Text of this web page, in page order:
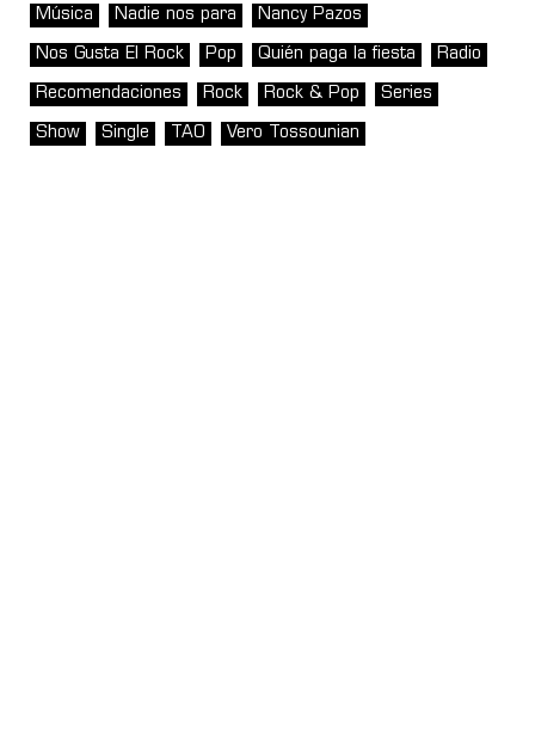
Música Nadie nos para Nancy Pazos
Nos Gusta El Rock Pop Quién paga la fiesta Radio
Recomendaciones Rock Rock & Pop Series
Show Single TAO Vero Tossounian